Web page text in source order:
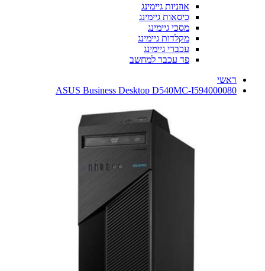
אוזניות גיימינג
כיסאות גיימינג
מסכי גיימינג
מקלדות גיימינג
עכברי גיימינג
פד עכבר למחשב
ראשי
ASUS Business Desktop D540MC-I594000080